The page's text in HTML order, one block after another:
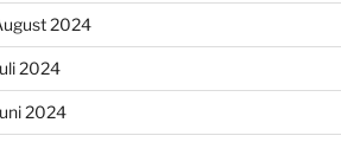
2024
2024
2024